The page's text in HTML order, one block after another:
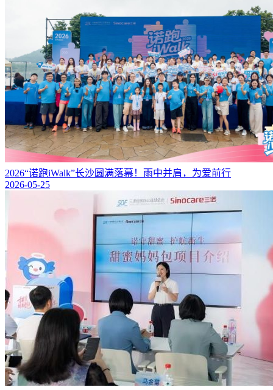
2026“诺跑iWalk”长沙圆满落幕！雨中并肩，为爱前行
2026-05-25